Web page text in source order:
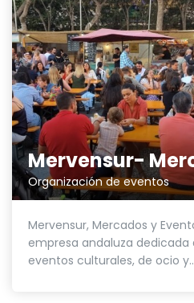
Organización de eventos
Mervensur, Mercados y
empresa andaluza dedicada
eventos culturales, de ocio